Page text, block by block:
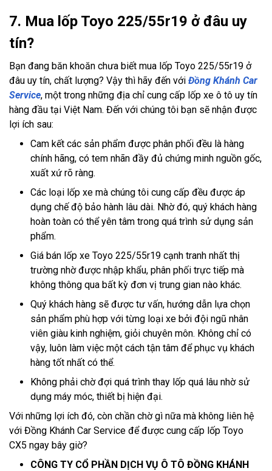
7. Mua lốp Toyo 225/55r19 ở đâu uy
tín?
Bạn đang băn khoăn chưa biết mua lốp Toyo 225/55r19 ở
đâu uy tín, chất lượng? Vậy thì hãy đến với Đồng Khánh Car
Service, một trong những địa chỉ cung cấp lốp xe ô tô uy tín
hàng đầu tại Việt Nam. Đến với chúng tôi bạn sẽ nhận được
lợi ích sau:
Cam kết các sản phẩm được phân phối đều là hàng
chính hãng, có tem nhãn đầy đủ chứng minh nguồn gốc,
xuất xứ rõ ràng.
Các loại lốp xe mà chúng tôi cung cấp đều được áp
dụng chế độ bảo hành lâu dài. Nhờ đó, quý khách hàng
hoàn toàn có thể yên tâm trong quá trình sử dụng sản
phẩm.
Giá bán lốp xe Toyo 225/55r19 cạnh tranh nhất thị
trường nhờ được nhập khẩu, phân phối trực tiếp mà
không thông qua bất kỳ đơn vị trung gian nào khác.
Quý khách hàng sẽ được tư vấn, hướng dẫn lựa chọn
sản phẩm phù hợp với từng loại xe bởi đội ngũ nhân
viên giàu kinh nghiệm, giỏi chuyên môn. Không chỉ có
vậy, luôn làm việc một cách tận tâm để phục vụ khách
hàng tốt nhất có thể.
Không phải chờ đợi quá trình thay lốp quá lâu nhờ sử
dụng máy móc, thiết bị hiện đại.
Với những lợi ích đó, còn chần chờ gì nữa mà không liên hệ
với Đồng Khánh Car Service để được cung cấp lốp Toyo
CX5 ngay bây giờ?
CÔNG TY CỔ PHẦN DỊCH VỤ Ô TÔ ĐỒNG KHÁNH